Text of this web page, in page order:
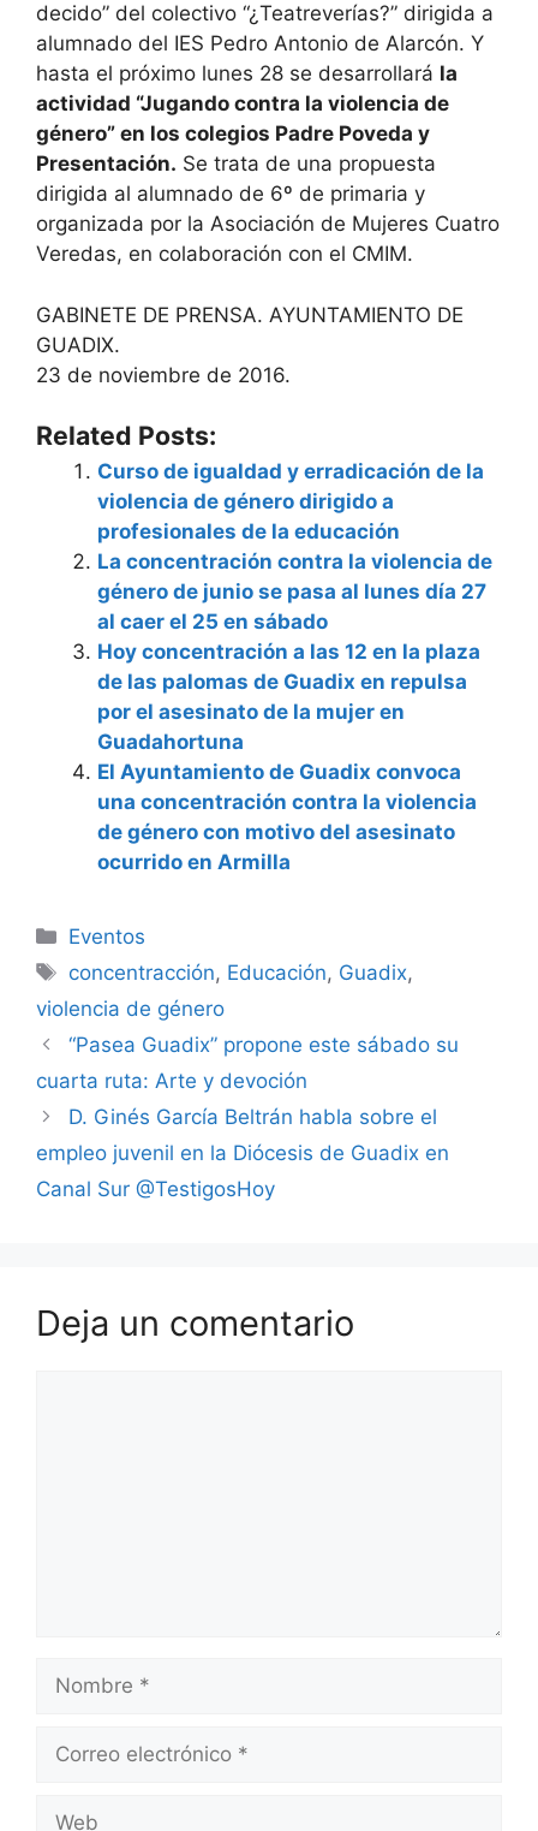
decido” del colectivo “¿Teatreverías?” dirigida a
alumnado del IES Pedro Antonio de Alarcón. Y
hasta el próximo lunes 28 se desarrollará la
actividad “Jugando contra la violencia de
género” en los colegios Padre Poveda y
Presentación. Se trata de una propuesta
dirigida al alumnado de 6º de primaria y
organizada por la Asociación de Mujeres Cuatro
Veredas, en colaboración con el CMIM.
GABINETE DE PRENSA. AYUNTAMIENTO DE
GUADIX.
23 de noviembre de 2016.
Related Posts:
Curso de igualdad y erradicación de la
violencia de género dirigido a
profesionales de la educación
La concentración contra la violencia de
género de junio se pasa al lunes día 27
al caer el 25 en sábado
Hoy concentración a las 12 en la plaza
de las palomas de Guadix en repulsa
por el asesinato de la mujer en
Guadahortuna
El Ayuntamiento de Guadix convoca
una concentración contra la violencia
de género con motivo del asesinato
ocurrido en Armilla
Categorías
Eventos
Etiquetas
concentracción, Educación, Guadix,
violencia de género
“Pasea Guadix” propone este sábado su
cuarta ruta: Arte y devoción
D. Ginés García Beltrán habla sobre el
empleo juvenil en la Diócesis de Guadix en
Canal Sur @TestigosHoy
Deja un comentario
Nombre
Correo
Web